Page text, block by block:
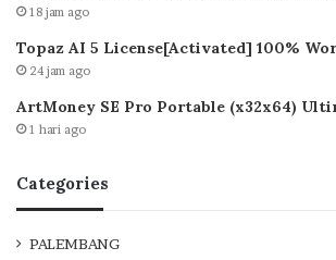
18 jam ago
Topaz AI 5 License[Activated] 100%
24 jam ago
ArtMoney SE Pro Portable (x32x64)
1 hari ago
Categories
PALEMBANG